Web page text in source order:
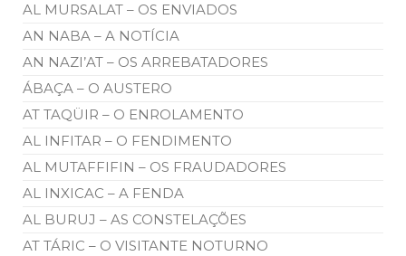
AL MURSALAT – OS ENVIADOS
AN NABA – A NOTÍCIA
AN NAZI’AT – OS ARREBATADORES
ÁBAÇA – O AUSTERO
AT TAQÜIR – O ENROLAMENTO
AL INFITAR – O FENDIMENTO
AL MUTAFFIFIN – OS FRAUDADORES
AL INXICAC – A FENDA
AL BURUJ – AS CONSTELAÇÕES
AT TÁRIC – O VISITANTE NOTURNO